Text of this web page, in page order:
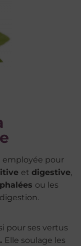
employée pour
et digestive,
ou les
pour ses vertus
Elle soulage les